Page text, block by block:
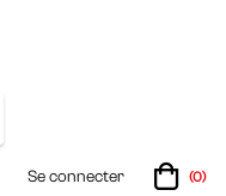
Se connecter (0)